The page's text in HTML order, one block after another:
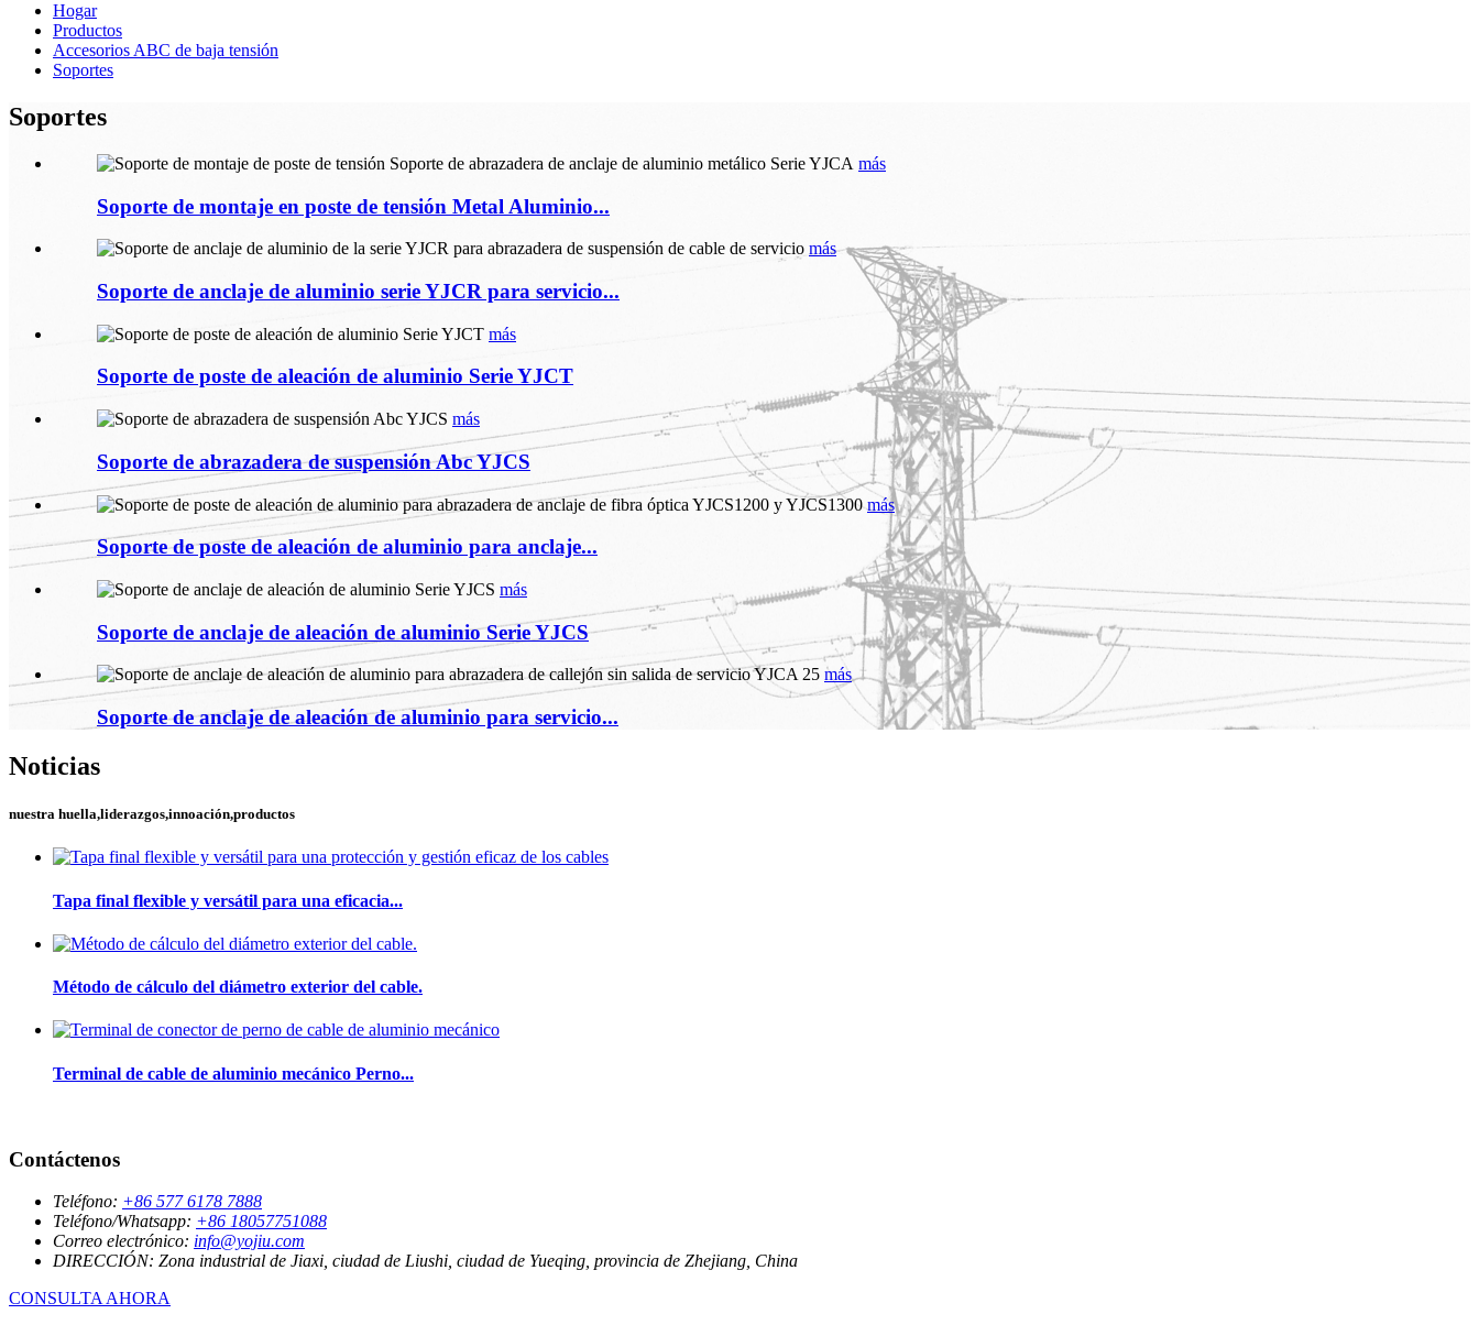
Hogar
Productos
Accesorios ABC de baja tensión
Soportes
Soportes
más
Soporte de montaje en poste de tensión Metal Aluminio...
más
Soporte de anclaje de aluminio serie YJCR para servicio...
más
Soporte de poste de aleación de aluminio Serie YJCT
más
Soporte de abrazadera de suspensión Abc YJCS
más
Soporte de poste de aleación de aluminio para anclaje...
más
Soporte de anclaje de aleación de aluminio Serie YJCS
más
Soporte de anclaje de aleación de aluminio para servicio...
Noticias
nuestra huella,liderazgos,innoación,productos
Tapa final flexible y versátil para una eficacia...
Método de cálculo del diámetro exterior del cable.
Terminal de cable de aluminio mecánico Perno...
Contáctenos
Teléfono: +86 577 6178 7888
Teléfono/Whatsapp: +86 18057751088
Correo electrónico: info@yojiu.com
DIRECCIÓN: Zona industrial de Jiaxi, ciudad de Liushi, ciudad de Yueqing, provincia de Zhejiang, China
CONSULTA AHORA